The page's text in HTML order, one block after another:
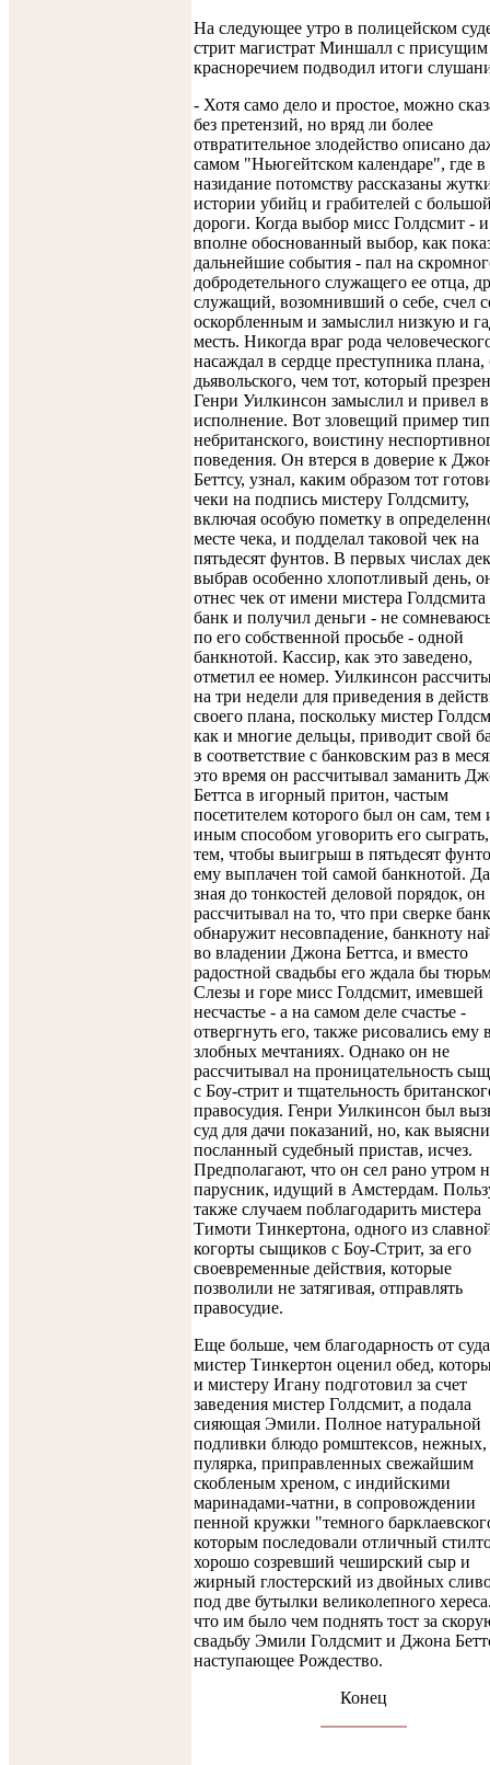
На следующее утро в полицейском
стрит магистрат Миншалл с
красноречием подводил итоги
- Хотя само дело и простое, можно
без претензий, но вряд ли более
отвратительное злодейство описано
самом "Ньюгейтском календаре", где в
назидание потомству рассказаны
истории убийц и грабителей с
дороги. Когда выбор мисс Голдсмит - и
вполне обоснованный выбор, как
дальнейшие события - пал на
добродетельного служащего ее отца,
служащий, возомнивший о себе, счел
оскорбленным и замыслил низкую и
месть. Никогда враг рода
насаждал в сердце преступника плана,
дьявольского, чем тот, который
Генри Уилкинсон замыслил и привел в
исполнение. Вот зловещий пример
небританского, воистину
поведения. Он втерся в доверие к
Беттсу, узнал, каким образом тот
чеки на подпись мистеру Голдсмиту,
включая особую пометку в
месте чека, и подделал таковой чек на
пятьдесят фунтов. В первых числах
выбрав особенно хлопотливый день,
отнес чек от имени мистера Голдсмита
банк и получил деньги - не
по его собственной просьбе - одной
банкнотой. Кассир, как это заведено,
отметил ее номер. Уилкинсон
на три недели для приведения в
своего плана, поскольку мистер
как и многие дельцы, приводит свой
в соответствие с банковским раз в
это время он рассчитывал заманить
Беттса в игорный притон, частым
посетителем которого был он сам, тем
иным способом уговорить его
тем, чтобы выигрыш в пятьдесят
ему выплачен той самой банкнотой.
зная до тонкостей деловой порядок, он
рассчитывал на то, что при сверке банк
обнаружит несовпадение, банкноту
во владении Джона Беттса, и вместо
радостной свадьбы его ждала бы
Слезы и горе мисс Голдсмит, имевшей
несчастье - а на самом деле счастье -
отвергнуть его, также рисовались ему
злобных мечтаниях. Однако он не
рассчитывал на проницательность
с Боу-стрит и тщательность
правосудия. Генри Уилкинсон был
суд для дачи показаний, но, как
посланный судебный пристав, исчез.
Предполагают, что он сел рано утром
парусник, идущий в Амстердам.
также случаем поблагодарить мистера
Тимоти Тинкертона, одного из
когорты сыщиков с Боу-Стрит, за его
своевременные действия, которые
позволили не затягивая, отправлять
правосудие.
Еще больше, чем благодарность от
мистер Тинкертон оценил обед,
и мистеру Игану подготовил за счет
заведения мистер Голдсмит, а подала
сияющая Эмили. Полное натуральной
подливки блюдо ромштексов, нежных,
пулярка, приправленных свежайшим
скобленым хреном, с индийскими
маринадами-чатни, в сопровождении
пенной кружки "темного
которым последовали отличный
хорошо созревший чеширский сыр и
жирный глостерский из двойных
под две бутылки великолепного
что им было чем поднять тост за
свадьбу Эмили Голдсмит и Джона
наступающее Рождество.
Конец